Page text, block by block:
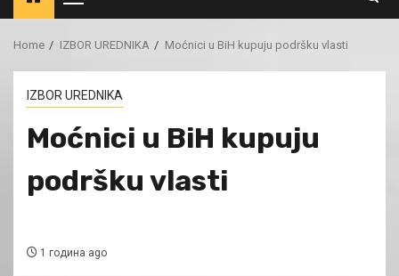
Menu
Home IZBOR UREDNIKA Moćnici u BiH kupuju podršku vlasti
IZBOR UREDNIKA
Moćnici u BiH kupuju
podršku vlasti
1 година ago